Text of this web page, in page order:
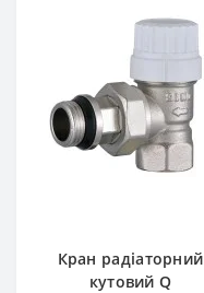
Кран радіаторний
кутовий Q